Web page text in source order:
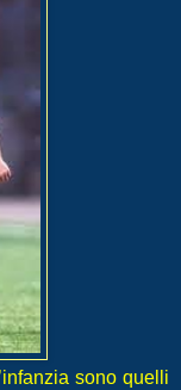
sono quelli